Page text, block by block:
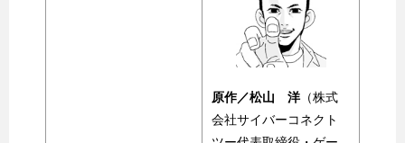
原作／松山 洋（株式
会社サイバーコネクト